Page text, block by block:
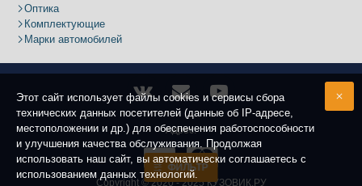
Оптика
Комплектующие
Марки автомобилей
Адрес:
Copyright ©2020 - 2025КУЗОВИК.РУ
Этот сайт использует файлы cookies и сервисы сбора
технических данных посетителей (данные об IP-адресе,
местоположении и др.) для обеспечения работоспособности
и улучшения качества обслуживания. Продолжая
использовать наш сайт, вы автоматически соглашаетесь с
использованием данных технологий.
ФИЛЬТР